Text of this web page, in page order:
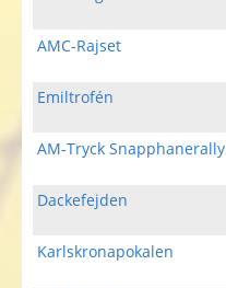
AMC-Rajset
Emiltrofén
AM-Tryck Snapphanerally
Dackefejden
Karlskronapokalen